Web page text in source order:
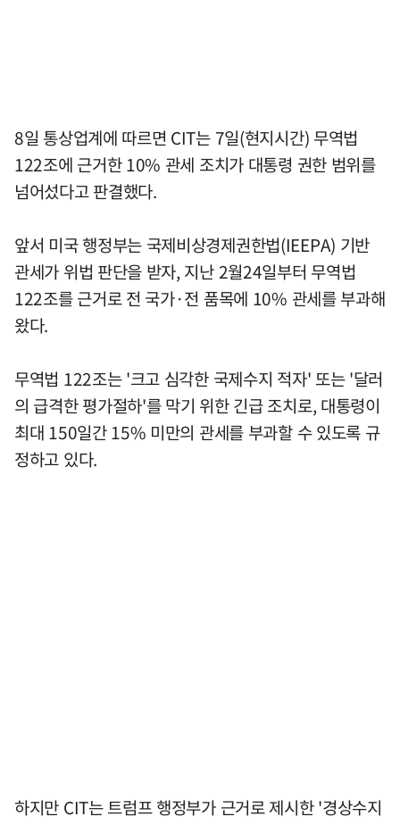
8일 통상업계에 따르면 CIT는 7일(현지시간) 무역법
122조에 근거한 10% 관세 조치가 대통령 권한 범위를
넘어섰다고 판결했다.
앞서 미국 행정부는 국제비상경제권한법(IEEPA) 기반
관세가 위법 판단을 받자, 지난 2월24일부터 무역법
122조를 근거로 전 국가·전 품목에 10% 관세를 부과해
왔다.
무역법 122조는 '크고 심각한 국제수지 적자' 또는 '달러
의 급격한 평가절하'를 막기 위한 긴급 조치로, 대통령이
최대 150일간 15% 미만의 관세를 부과할 수 있도록 규
정하고 있다.
하지만 CIT는 트럼프 행정부가 근거로 제시한 '경상수지